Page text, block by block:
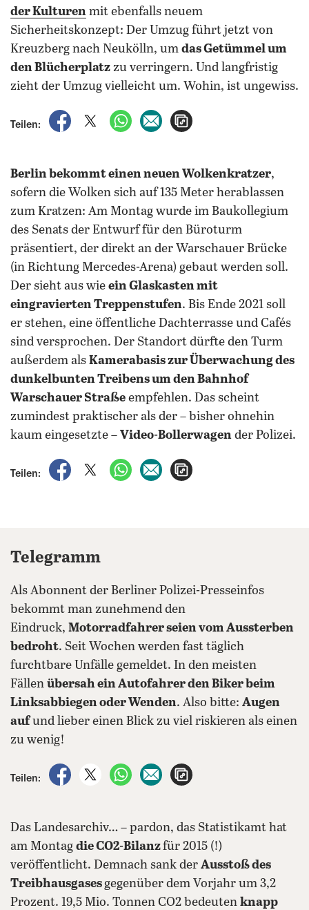
der Kulturen mit ebenfalls neuem
Sicherheitskonzept: Der Umzug führt jetzt von
Kreuzberg nach Neukölln, um das Getümmel um
den Blücherplatz zu verringern. Und langfristig
zieht der Umzug vielleicht um. Wohin, ist ungewiss.
Teilen:
auf Facebook teilen
auf X teilenper WhatsApp teilen
per E-Mail teilen
Berlin bekommt einen neuen Wolkenkratzer,
sofern die Wolken sich auf 135 Meter herablassen
zum Kratzen: Am Montag wurde im Baukollegium
des Senats der Entwurf für den Büroturm
präsentiert, der direkt an der Warschauer Brücke
(in Richtung Mercedes-Arena) gebaut werden soll.
Der sieht aus wie ein Glaskasten mit
eingravierten Treppenstufen. Bis Ende 2021 soll
er stehen, eine öffentliche Dachterrasse und Cafés
sind versprochen. Der Standort dürfte den Turm
außerdem als Kamerabasis zur Überwachung des
dunkelbunten Treibens um den Bahnhof
Warschauer Straße empfehlen. Das scheint
zumindest praktischer als der – bisher ohnehin
kaum eingesetzte – Video-Bollerwagen der Polizei.
Teilen:
auf Facebook teilen
auf X teilenper WhatsApp teilen
per E-Mail teilen
Telegramm
Als Abonnent der Berliner Polizei-Presseinfos
bekommt man zunehmend den
Eindruck, Motorradfahrer seien vom Aussterben
bedroht. Seit Wochen werden fast täglich
furchtbare Unfälle gemeldet. In den meisten
Fällen übersah ein Autofahrer den Biker beim
Linksabbiegen oder Wenden. Also bitte: Augen
aufund lieber einen Blick zu viel riskieren als einen
zu wenig!
Teilen:
auf Facebook teilen
auf X teilenper WhatsApp teilen
per E-Mail teilen
Das Landesarchiv… – pardon, das Statistikamt hat
am Montag die CO2-Bilanzfür 2015 (!)
veröffentlicht. Demnach sank der Ausstoß des
Treibhausgasesgegenüber dem Vorjahr um 3,2
Prozent. 19,5 Mio. Tonnen CO2 bedeuten knapp